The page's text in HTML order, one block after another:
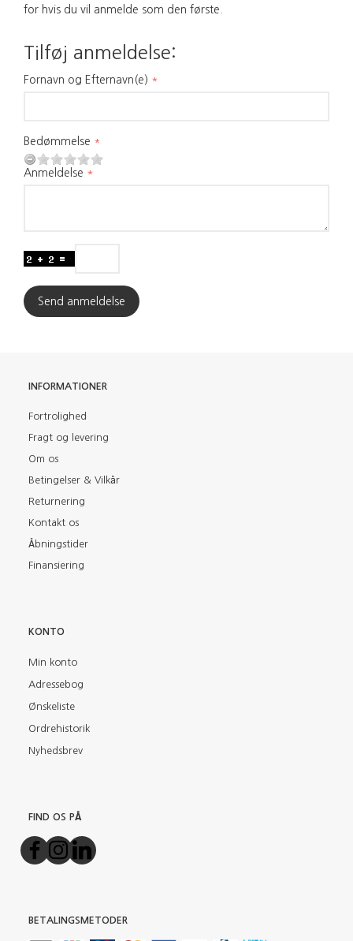
for hvis du vil anmelde som den første.
Tilføj anmeldelse:
Fornavn og Efternavn(e)
Bedømmelse
Anmeldelse
Send anmeldelse
INFORMATIONER
Fortrolighed
Fragt og levering
Om os
Betingelser & Vilkår
Returnering
Kontakt os
Åbningstider
Finansiering
KONTO
Min konto
Adressebog
Ønskeliste
Ordrehistorik
Nyhedsbrev
FIND OS PÅ
BETALINGSMETODER